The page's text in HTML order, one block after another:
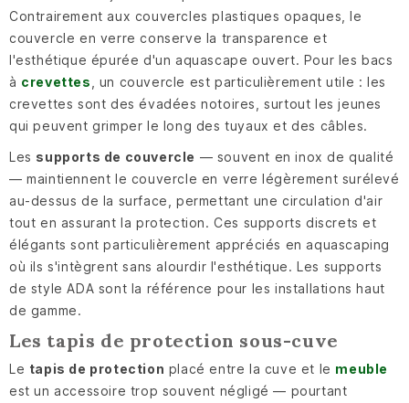
Contrairement aux couvercles plastiques opaques, le
couvercle en verre conserve la transparence et
l'esthétique épurée d'un aquascape ouvert. Pour les bacs
à crevettes , un couvercle est particulièrement utile : les
crevettes sont des évadées notoires, surtout les jeunes
qui peuvent grimper le long des tuyaux et des câbles.
Les supports de couvercle — souvent en inox de qualité
— maintiennent le couvercle en verre légèrement surélevé
au-dessus de la surface, permettant une circulation d'air
tout en assurant la protection. Ces supports discrets et
élégants sont particulièrement appréciés en aquascaping
où ils s'intègrent sans alourdir l'esthétique. Les supports
de style ADA sont la référence pour les installations haut
de gamme.
Les tapis de protection sous-cuve
Le tapis de protection placé entre la cuve et le meuble
est un accessoire trop souvent négligé — pourtant